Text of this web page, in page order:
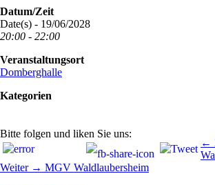
Datum/Zeit
Date(s) - 19/06/2028
20:00 - 22:00
Veranstaltungsort
Domberghalle
Kategorien
Bitte folgen und liken Sie uns:
Beitragsnavigation ←
Weiter → Nächster
MGV Waldlaubersheim